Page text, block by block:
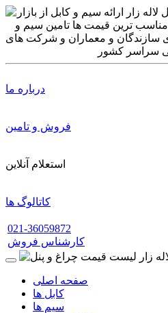
درباره ما
فروش و تامین
استعلام آنلاین
کاتالوگ ها
021-36059872
کارشناس فروش
صفحه اصلی
کابل ها
سیم ها